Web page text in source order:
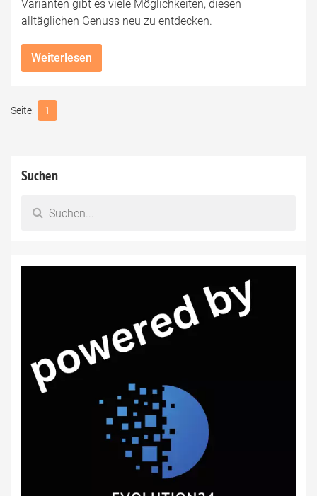
Varianten gibt es viele Möglichkeiten, diesen
alltäglichen Genuss neu zu entdecken.
Weiterlesen
1
Suchen